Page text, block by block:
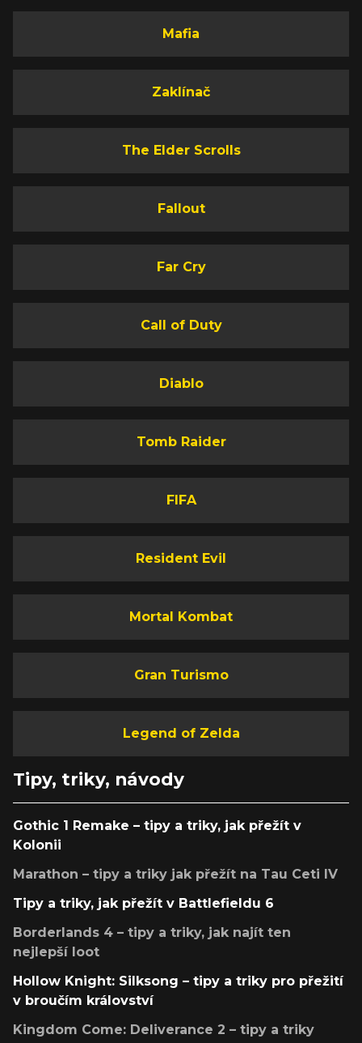
Mafia
Zaklínač
The Elder Scrolls
Fallout
Far Cry
Call of Duty
Diablo
Tomb Raider
FIFA
Resident Evil
Mortal Kombat
Gran Turismo
Legend of Zelda
Tipy, triky, návody
Gothic 1 Remake – tipy a triky, jak přežít v
Kolonii
Marathon – tipy a triky jak přežít na Tau Ceti IV
Tipy a triky, jak přežít v Battlefieldu 6
Borderlands 4 – tipy a triky, jak najít ten
nejlepší loot
Hollow Knight: Silksong – tipy a triky pro přežití
v broučím království
Kingdom Come: Deliverance 2 – tipy a triky